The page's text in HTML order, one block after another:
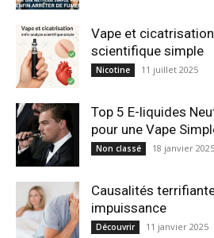
Vape et
scientifique simple
Nicotine 11 juillet 2025
Top 5 E-liquides
pour une Vape
Non classé 18 janvier 2025
Causalités
impuissance
Découvrir 11 janvier 2025